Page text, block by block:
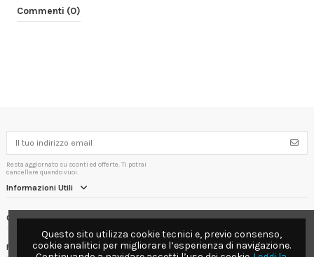
Commenti (0)
Resta aggiornato su sconti ed offerte. Ti potrai
cancellare quando vuoi.
Informazioni Utili
Contact us
Follow us
Questo sito utilizza cookie tecnici e, previo consenso,
cookie analitici per migliorare l’esperienza di navigazione.